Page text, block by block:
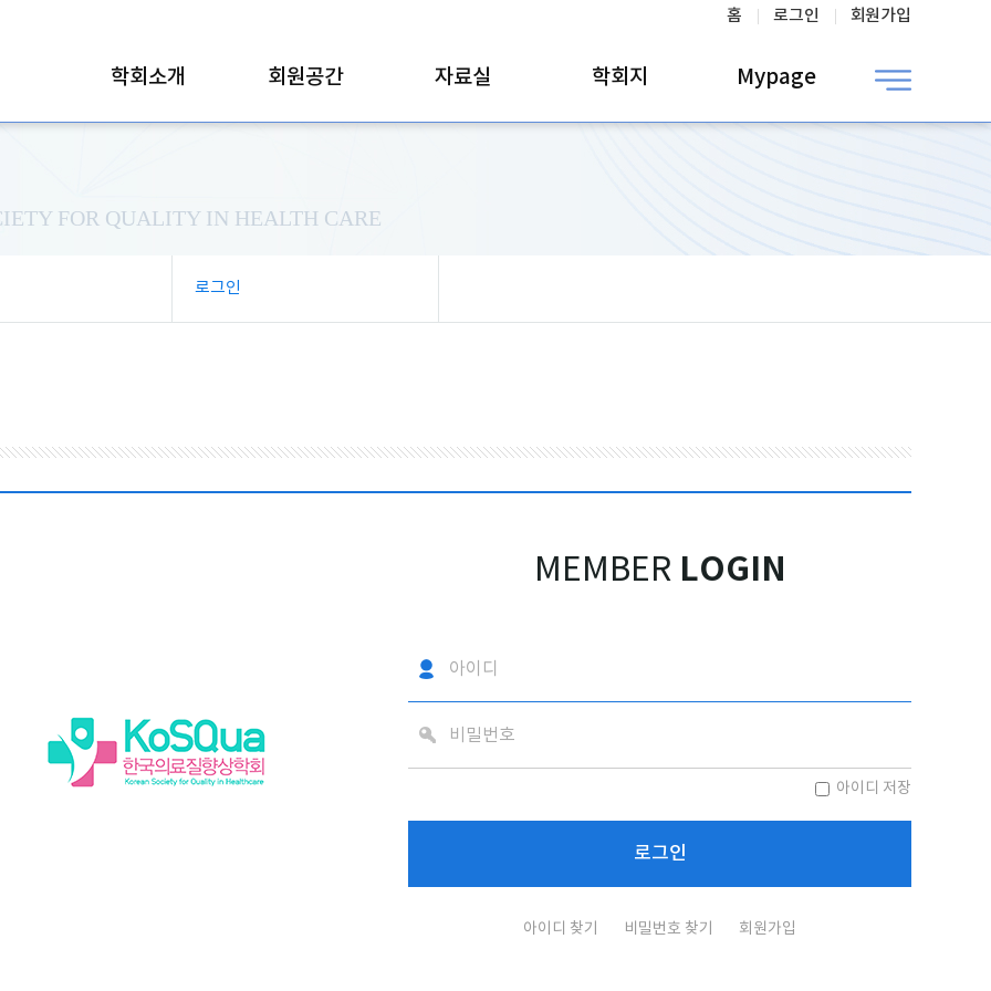
홈 로그인 회원가입
학회소개 회원공간 자료실 학회지 Mypage
FOR QUALITY IN HEALTH CARE
로그인
MEMBER LOGIN
아이디 저장
아이디 찾기 비밀번호 찾기 회원가입